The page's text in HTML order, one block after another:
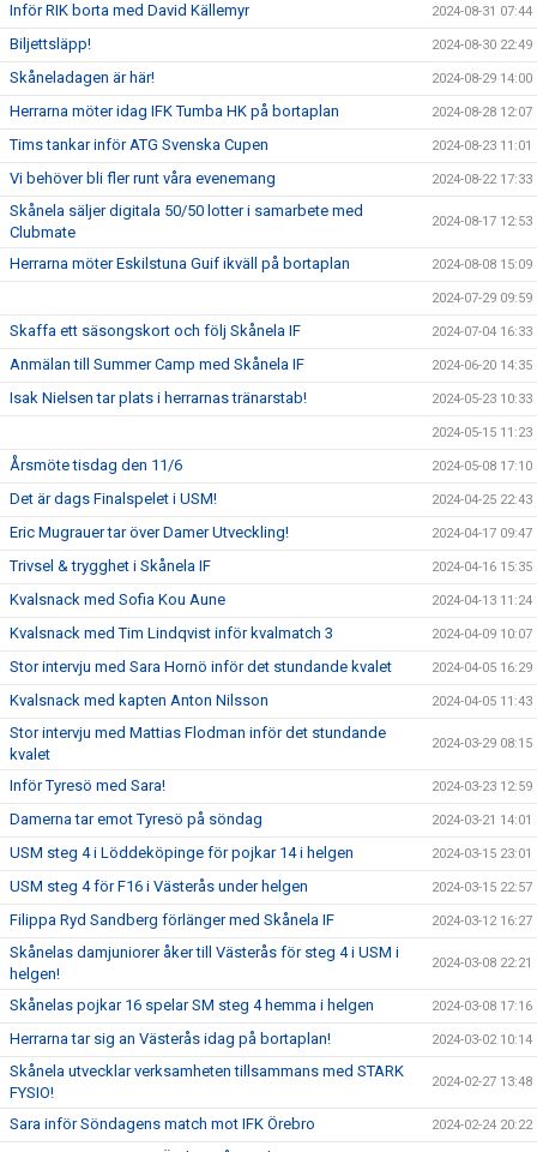
Inför RIK borta med David Källemyr 2024-08-31 07:44
Biljettsläpp! 2024-08-30 22:49
Skåneladagen är här! 2024-08-29 14:00
Herrarna möter idag IFK Tumba HK på bortaplan 2024-08-28 12:07
Tims tankar inför ATG Svenska Cupen 2024-08-23 11:01
Vi behöver bli fler runt våra evenemang 2024-08-22 17:33
Skånela säljer digitala 50/50 lotter i samarbete med
Clubmate
2024-08-17 12:53
Herrarna möter Eskilstuna Guif ikväll på bortaplan 2024-08-08 15:09
2024-07-29 09:59
Skaffa ett säsongskort och följ Skånela IF 2024-07-04 16:33
Anmälan till Summer Camp med Skånela IF 2024-06-20 14:35
Isak Nielsen tar plats i herrarnas tränarstab! 2024-05-23 10:33
2024-05-15 11:23
Årsmöte tisdag den 11/6 2024-05-08 17:10
Det är dags Finalspelet i USM! 2024-04-25 22:43
Eric Mugrauer tar över Damer Utveckling! 2024-04-17 09:47
Trivsel & trygghet i Skånela IF 2024-04-16 15:35
Kvalsnack med Sofia Kou Aune 2024-04-13 11:24
Kvalsnack med Tim Lindqvist inför kvalmatch 3 2024-04-09 10:07
Stor intervju med Sara Hornö inför det stundande kvalet 2024-04-05 16:29
Kvalsnack med kapten Anton Nilsson 2024-04-05 11:43
Stor intervju med Mattias Flodman inför det stundande
kvalet
2024-03-29 08:15
Inför Tyresö med Sara! 2024-03-23 12:59
Damerna tar emot Tyresö på söndag 2024-03-21 14:01
USM steg 4 i Löddeköpinge för pojkar 14 i helgen 2024-03-15 23:01
USM steg 4 för F16 i Västerås under helgen 2024-03-15 22:57
Filippa Ryd Sandberg förlänger med Skånela IF 2024-03-12 16:27
Skånelas damjuniorer åker till Västerås för steg 4 i USM i
helgen!
2024-03-08 22:21
Skånelas pojkar 16 spelar SM steg 4 hemma i helgen 2024-03-08 17:16
Herrarna tar sig an Västerås idag på bortaplan! 2024-03-02 10:14
Skånela utvecklar verksamheten tillsammans med STARK
FYSIO!
2024-02-27 13:48
Sara inför Söndagens match mot IFK Örebro 2024-02-24 20:22